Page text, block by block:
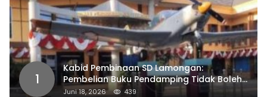
1
Kabid Pembinaan SD Lamongan:
Pembelian Buku Pendamping Tidak Boleh
Dipaksakan
Juni 18, 2026 439